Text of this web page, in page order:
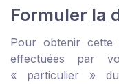
Formuler la
Pour obtenir cette
effectuées par
« particulier »